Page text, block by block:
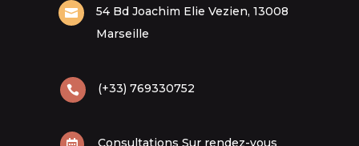

54 Bd Joachim Elie Vezien, 13008
Marseille
 (+33) 769330752
Consultations Sur rendez-vous